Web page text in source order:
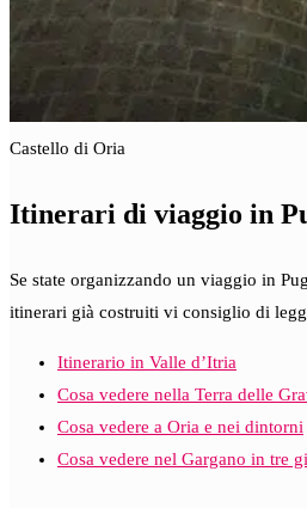
Castello di Oria
Itinerari di viaggio in
Se state organizzando un viaggio in
itinerari già costruiti vi consiglio di
Itinerario in Valle d’Itria
Cosa vedere nella Terra delle
Cosa vedere a Oria e nei dintorni
Cosa vedere nel Gargano in tre